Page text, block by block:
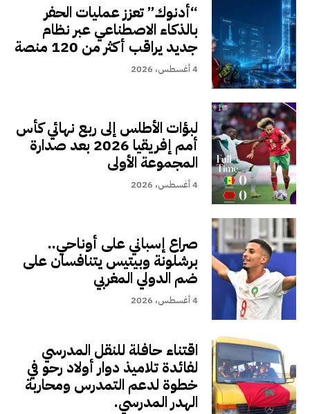
“أدنوك” تعزز عمليات الحفر
بالذكاء الاصطناعي عبر نظام
جديد يراقب أكثر من 120 منصة
4 أغسطس، 2026
لبؤات الأطلس إلى ربع نهائي كأس
أمم إفريقيا 2026 بعد صدارة
المجموعة الأولى
4 أغسطس، 2026
صراع إسباني على أوناحي..
برشلونة وبيتيس يتنافسان على
ضم الدولي المغربي
4 أغسطس، 2026
اقتناء حافلة للنقل المدرسي
لفائدة تلاميذ دوار أولاد رحو في
خطوة لدعم التمدرس ومحاربة
الهدر المدرسي.